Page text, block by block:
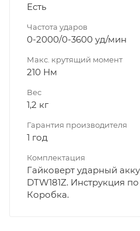
Есть
Частота ударов
0-2000/0-3600 уд/мин
Макс. крутящий момент
210 Нм
Вес
1,2 кг
Гарантия производителя
1 год
Комплектация
Гайковерт ударный
DTW181Z. Инструкция
Коробка.